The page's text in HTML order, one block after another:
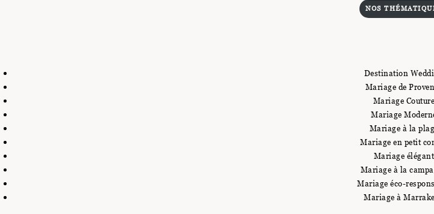
NOS
Destination
Mariage de
Mariage Couture
Mariage
Mariage à la
Mariage en petit
Mariage élégant
Mariage à la
Mariage éco-
Mariage à